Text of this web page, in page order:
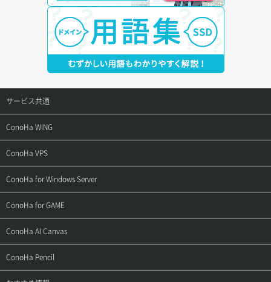
サービス共通
サポートトップ
ご契約・お支払い
用語集
お問い合わせ
ConoHa WING
サポートトップ
ご利用ガイド
お乗り換えガイド
よくある質問
ConoHa VPS
サポートトップ
ご利用ガイド
APIドキュメントVPS2.0
APIドキュメントVPS3.0
ConoHa for Windows Server
サポートトップ
ご利用ガイド
APIドキュメントVPS2.0
ConoHa for GAME
サポートトップ
ご利用ガイド
ConoHa AI Canvas
サポートトップ
ご利用ガイド
ConoHa Pencil